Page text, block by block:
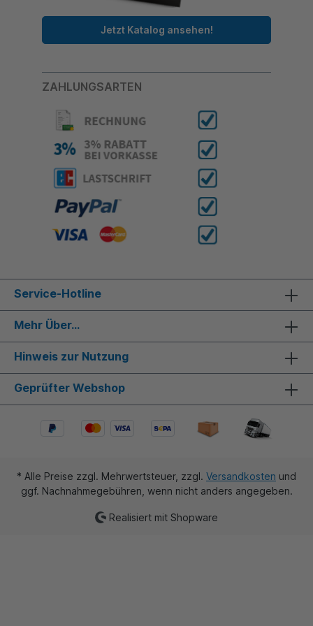
Jetzt Katalog ansehen!
ZAHLUNGSARTEN
Service-Hotline
Mehr Über...
Hinweis zur Nutzung
Geprüfter Webshop
* Alle Preise zzgl. Mehrwertsteuer, zzgl. Versandkosten und
ggf. Nachnahmegebühren, wenn nicht anders angegeben.
Realisiert mit Shopware